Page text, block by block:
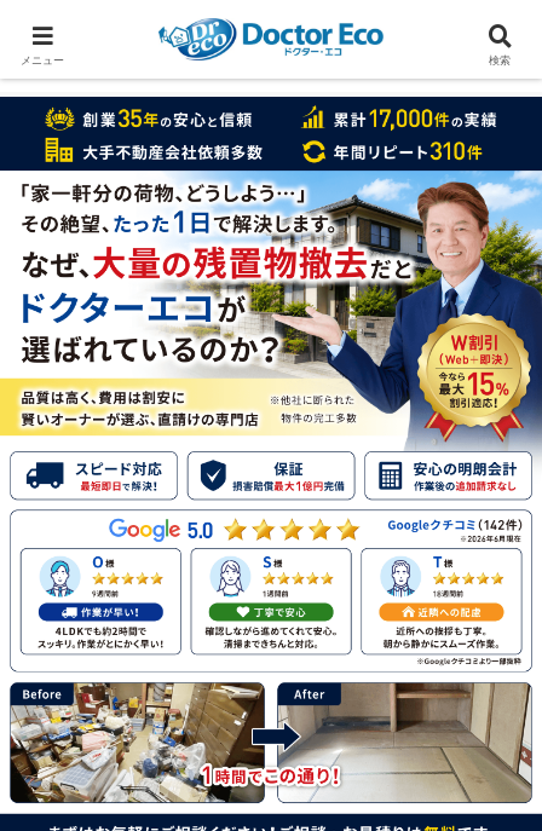
家をまるごと片付けたいなら
実績数１万7000件のドクターエコ
メニュー 検索